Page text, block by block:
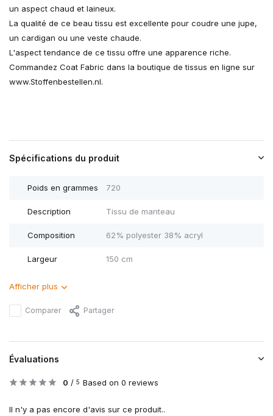
un aspect chaud et laineux.
La qualité de ce beau tissu est excellente pour coudre une jupe,
un cardigan ou une veste chaude.
L'aspect tendance de ce tissu offre une apparence riche.
Commandez Coat Fabric dans la boutique de tissus en ligne sur
www.Stoffenbestellen.nl.
Spécifications du produit
Poids en grammes 720
Description Tissu de manteau
Composition 62% polyester 38% acryl
Largeur 150 cm
Afficher plus
Comparer Partager
Évaluations
0 / 5 Based on 0 reviews
Il n'y a pas encore d'avis sur ce produit..